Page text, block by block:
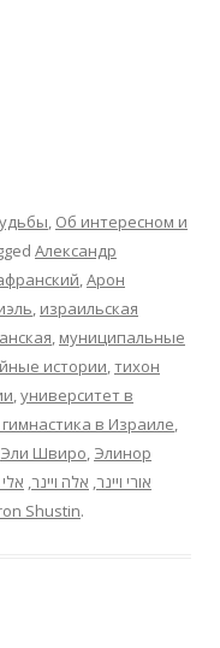
, Об интересном и
Александр
,Арон
, израильская
, муниципальные
истории,тихон
,университет в
в Израиле,
Эли Швиро, Элинор
אורי ויינר, אלה ויינר, אלי
Shustin.